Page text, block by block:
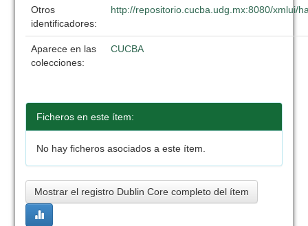
Otros
identificadores:
http://repositorio.cucba.udg.mx:8080/xmlui/
Aparece en las
colecciones:
CUCBA
Ficheros en este ítem:
No hay ficheros asociados a este ítem.
Mostrar el registro Dublin Core completo del ítem